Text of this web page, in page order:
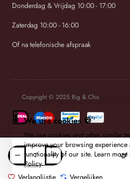
We use cookies 🍪
We use cookies and other similar
improve your browsing experience
functionality of our site. Learn
Policy.
Verlanglijstje Vergelijken
Donderdag & Vrijdag 10:00 - 17:00
Zaterdag 10:00 - 16:00
Of na telefonische afspraak
Copyright © 2025 Big & Chic